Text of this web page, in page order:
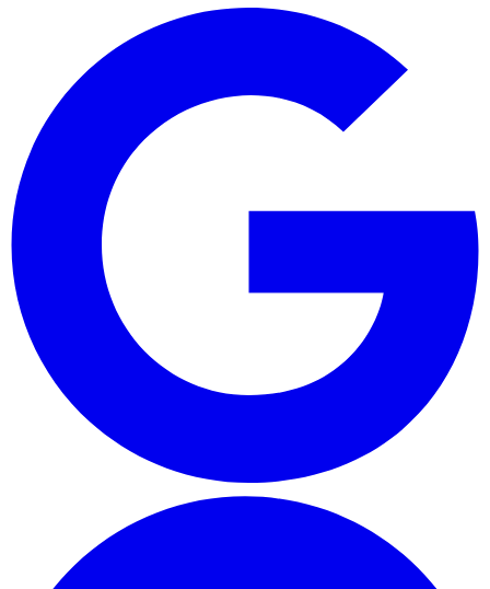
Nược lợ
Đăng ký nhận bản tin
Nhận thông tin mới nhất về ngành thủy sản, giá cả thị trường và kiến
thức nuôi trồng.
Cổng kết nối thông tin thủy sản. Cập nhật thị trường, giá cả, kỹ thuật
nuôi trồng thủy sản.